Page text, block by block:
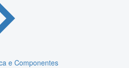
e Componentes